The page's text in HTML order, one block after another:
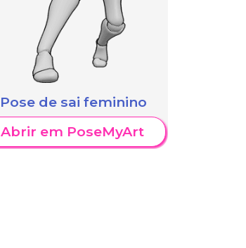
Pose de sai feminino
Abrir em PoseMyArt